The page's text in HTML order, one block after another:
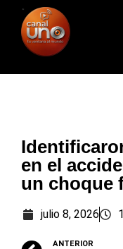
en el
un choque
julio 8, 2026
ANTERIOR